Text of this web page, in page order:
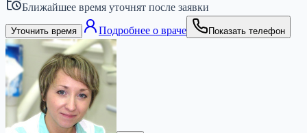
Ближайшее время уточнят после заявки
Уточнить время Подробнее о враче Показать телефон